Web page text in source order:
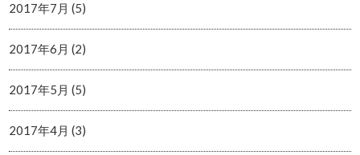
2017年7月 (5)
2017年6月 (2)
2017年5月 (5)
2017年4月 (3)